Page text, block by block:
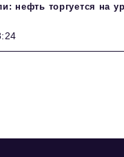
нефть торгуется на